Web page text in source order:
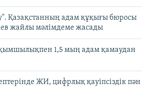
Қазақстанның адам құқығы бюросы
жайлы мәлімдеме жасады
1,5 мың адам қамаудан
ЖИ, цифрлық қауіпсіздік пән